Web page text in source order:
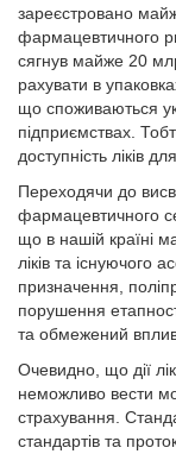
зареєстровано
фармацевтичного
сягнув майже 20
рахувати в
що споживаються
підприємствах.
доступність ліків
Переходячи до
фармацевтичного
що в нашій країні
ліків та існуючого
призначення,
порушення
та обмежений вплив
Очевидно, що дії
неможливо вести
страхування.
стандартів та